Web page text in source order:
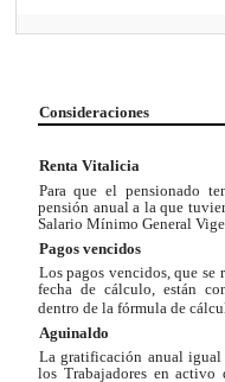
Consideraciones
Renta Vitalicia
Para que el pensionado
pensión anual a la que
Salario Mínimo General
Pagos vencidos
Los pagos vencidos, que se
fecha de cálculo, están
dentro de la fórmula de
Aguinaldo
La gratificación anual igual
los Trabajadores en activo